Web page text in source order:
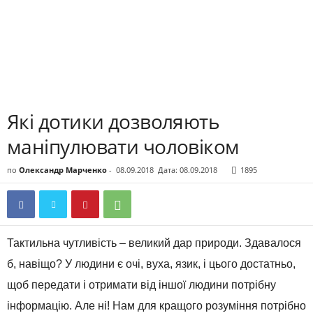
Які дотики дозволяють
маніпулювати чоловіком
по Олександр Марченко - 08.09.2018 Дата: 08.09.2018 1895
Тактильна чутливість – великий дар природи. Здавалося
б, навіщо? У людини є очі, вуха, язик, і цього достатньо,
щоб передати і отримати від іншої людини потрібну
інформацію. Але ні! Нам для кращого розуміння потрібно